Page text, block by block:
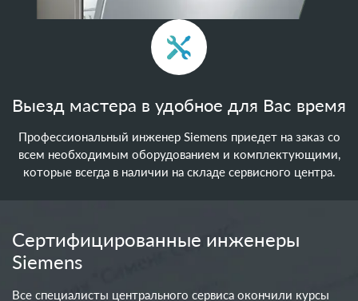
Выезд мастера в удобное для Вас время
Профессиональный инженер Siemens приедет на заказ со
всем необходимым оборудованием и комплектующими,
которые всегда в наличии на складе сервисного центра.
Сертифицированные инженеры
Siemens
Все специалисты центрального сервиса окончили курсы